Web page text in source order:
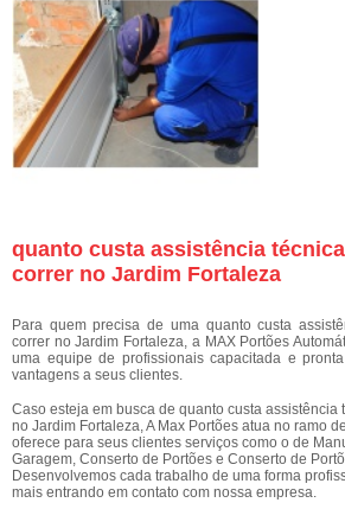
quanto custa assistência
correr no Jardim Fortaleza
Para quem precisa de uma quanto custa
correr no Jardim Fortaleza, a MAX Portões
uma equipe de profissionais capacitada e
vantagens a seus clientes.
Caso esteja em busca de quanto custa assistência
no Jardim Fortaleza, A Max Portões atua no ramo
oferece para seus clientes serviços como o de
Garagem, Conserto de Portões e Conserto de
Desenvolvemos cada trabalho de uma forma
mais entrando em contato com nossa empresa.